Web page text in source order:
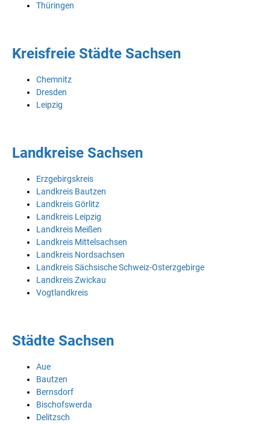
Thüringen
Kreisfreie Städte Sachsen
Chemnitz
Dresden
Leipzig
Landkreise Sachsen
Erzgebirgskreis
Landkreis Bautzen
Landkreis Görlitz
Landkreis Leipzig
Landkreis Meißen
Landkreis Mittelsachsen
Landkreis Nordsachsen
Landkreis Sächsische Schweiz-Osterzgebirge
Landkreis Zwickau
Vogtlandkreis
Städte Sachsen
Aue
Bautzen
Bernsdorf
Bischofswerda
Delitzsch